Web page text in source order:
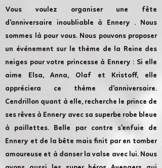
Vous voulez organiser une fête
d'anniversaire inoubliable à Ennery . Nous
sommes là pour vous. Nous pouvons proposer
un événement sur le thème de la Reine des
neiges pour votre princesse à Ennery : Si elle
aime Elsa, Anna, Olaf et Kristoff, elle
appréciera ce thème d'anniversaire.
Cendrillon quant à elle, recherche le prince de
ses rêves à Ennery avec sa superbe robe bleue
à paillettes. Belle par contre s'enfuie de
Ennery et de la bête mais finit par en tomber
amoureuse et à danser la valse avec lui. Nous